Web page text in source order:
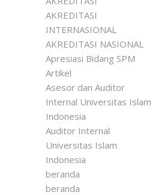
AKREDITASI
INTERNASIONAL
AKREDITASI NASIONAL
Apresiasi Bidang SPM
Artikel
Asesor dan Auditor
Internal Universitas Islam
Indonesia
Auditor Internal
Universitas Islam
Indonesia
beranda
beranda